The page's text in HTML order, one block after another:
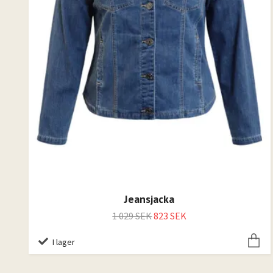
Jeansjacka
1 029 SEK823 SEK
I lager